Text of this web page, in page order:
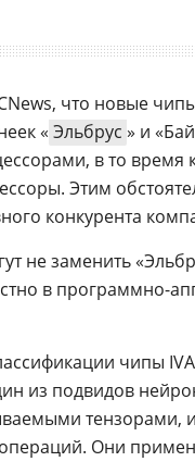
что новые
« Эльбрус » и
в то время
Этим
конкурента
не заменить
в программно-
чипы
из подвидов
тензорами,
операций. Они